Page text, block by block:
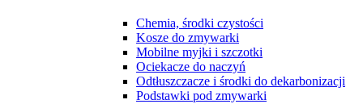
Chemia, środki czystości
Kosze do zmywarki
Mobilne myjki i szczotki
Ociekacze do naczyń
Odtłuszczacze i środki do dekarbonizacji
Podstawki pod zmywarki